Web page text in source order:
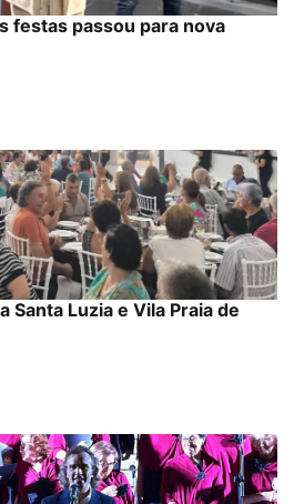
festas passou para nova
Santa Luzia e Vila Praia de